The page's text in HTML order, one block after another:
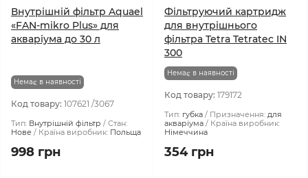
Внутрішній фільтр Aquael
«FAN-mikro Plus» для
акваріума до 30 л
Немає в наявності
Код товару: 107621 /3067
Тип: Внутрішній фільтр
Стан:
Нове
Країна виробник: Польща
998 грн
Фільтруючий картридж
для внутрішнього
фільтра Tetra Tetratec IN
300
Немає в наявності
Код товару: 179172
Тип: губка Призначення: для
акваріума
Країна виробник:
Німеччина
354 грн